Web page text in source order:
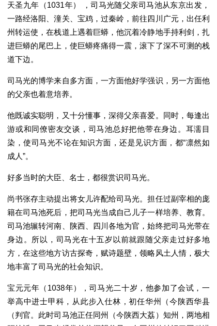
天圣九年（1031年） ，司马光随父亲司马池从东京出发，
一路经洛阳、潼关、宝鸡，过秦岭，前往四川广元，出任利
州转运使，在栈道上遇着巨蟒，他沉着冷静地手持利剑，扎
进巨蟒的尾巴上，使巨蟒疼痛得一震，滚下了深不可测的栈
道下边。
司马光的博学来自多方面，一方面他好学强识，另一方面他
的父亲也着意培养。
他既诚实聪明，又十分懂事，深得父亲喜爱。同时，每逢出
游或和同僚密友交谈，司马池总好把他带在身边。耳濡目
染，使司马光不论在知识方面，还是见识方面，都“凛然如
成人”。
好多当时的大臣、名士，都很赏识司马光。
尚书张存主动提出将女儿许配给司马光。担任过副宰相的庞
籍在司马池死后，把司马光当成自己儿子一样培养、教育。
司马池辗转河南、陕西、四川各地为官，始终把司马光带在
身边。所以，司马光在十五岁以前就跟随父亲走过好多地
方，在这些地方访古探奇，赋诗题壁，领略风土人情，极大
地丰富了司马光的社会知识。
宝元元年（1038年），司马光二十岁，他参加了会试，一
举高中进士甲科，从此步入仕林，初任华州（今陕西华县
（判官。此时司马池正任同州（今陕西大荔）知州，两地相